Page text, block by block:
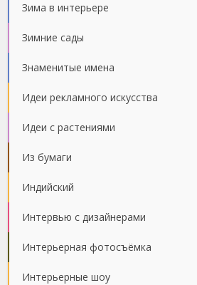
Зима в интерьере
Зимние сады
Знаменитые имена
Идеи рекламного искусства
Идеи с растениями
Из бумаги
Индийский
Интервью с дизайнерами
Интерьерная фотосъёмка
Интерьерные шоу